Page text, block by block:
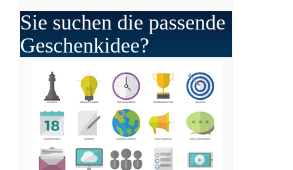
Sie suchen die passende
Geschenkidee?